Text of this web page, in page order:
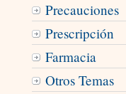
Precauciones
Prescripción
Farmacia
Otros Temas